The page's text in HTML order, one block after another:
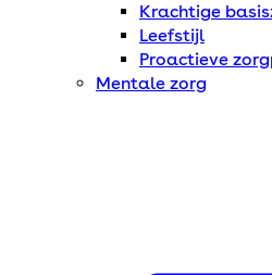
Krachtige
Leefstijl
Proactieve
Mentale zorg